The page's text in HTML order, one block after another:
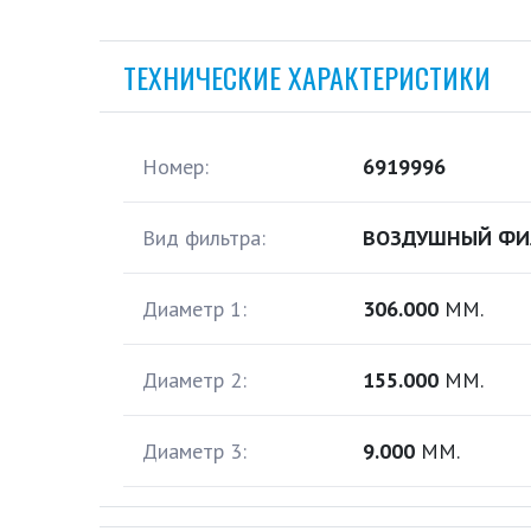
ТЕХНИЧЕСКИЕ ХАРАКТЕРИСТИКИ
Номер: 6919996
Вид фильтра: ВОЗДУШНЫЙ
Диаметр 1: 306.000 ММ.
Диаметр 2: 155.000 ММ.
Диаметр 3: 9.000 ММ.